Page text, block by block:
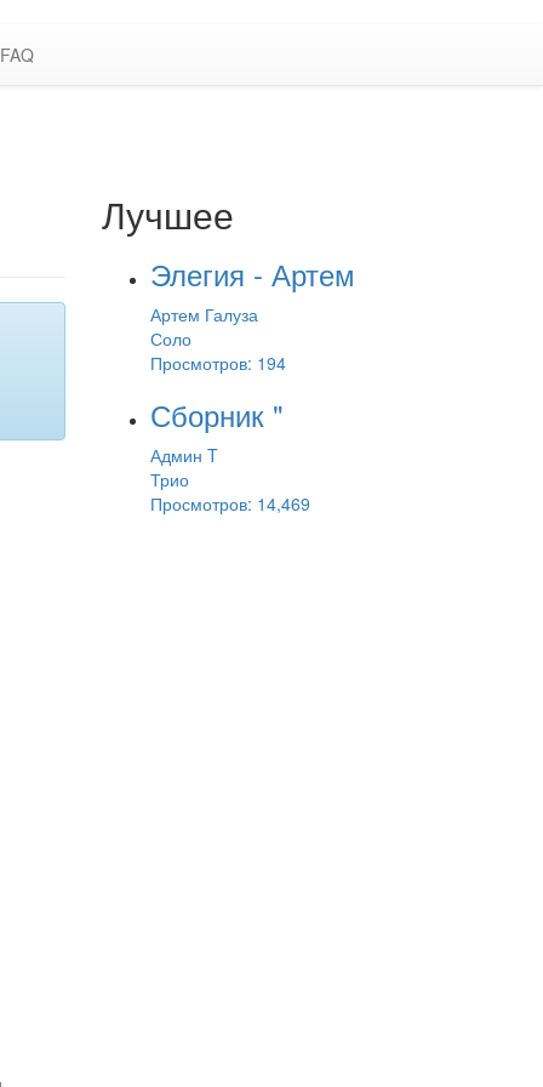
FAQ
Лучшее
Элегия - Артем
Артем Галуза
Соло
Просмотров: 194
Сборник "
Админ T
Трио
Просмотров: 14,469